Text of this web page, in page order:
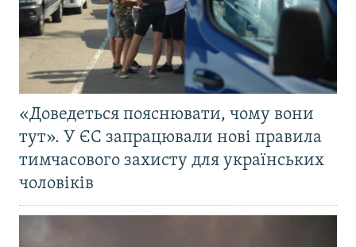
«Доведеться пояснювати, чому вони
тут». У ЄС запрацювали нові правила
тимчасового захисту для українських
чоловіків